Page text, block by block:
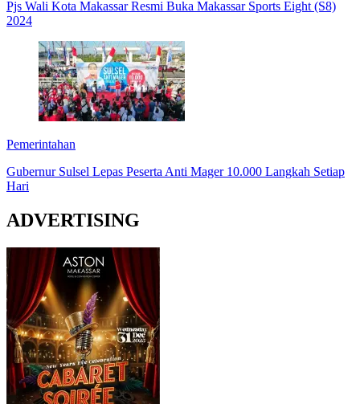
Pjs Wali Kota Makassar Resmi Buka Makassar Sports Eight (S8)
2024
Pemerintahan
Gubernur Sulsel Lepas Peserta Anti Mager 10.000 Langkah Setiap
Hari
ADVERTISING